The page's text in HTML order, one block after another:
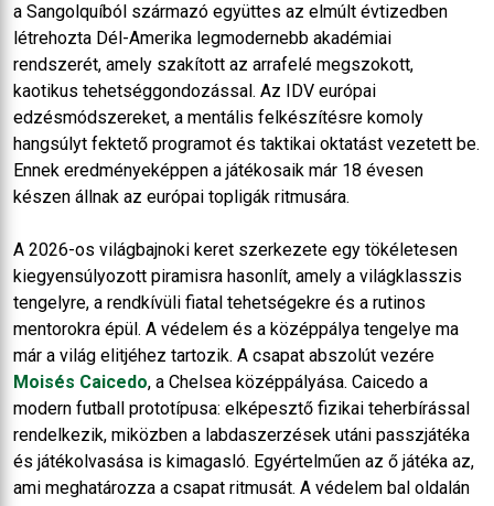
a Sangolquíból származó együttes az elmúlt évtizedben
létrehozta Dél-Amerika legmodernebb akadémiai
rendszerét, amely szakított az arrafelé megszokott,
kaotikus tehetséggondozással. Az IDV európai
edzésmódszereket, a mentális felkészítésre komoly
hangsúlyt fektető programot és taktikai oktatást vezetett be.
Ennek eredményeképpen a játékosaik már 18 évesen
készen állnak az európai topligák ritmusára.
A 2026-os világbajnoki keret szerkezete egy tökéletesen
kiegyensúlyozott piramisra hasonlít, amely a világklasszis
tengelyre, a rendkívüli fiatal tehetségekre és a rutinos
mentorokra épül. A védelem és a középpálya tengelye ma
már a világ elitjéhez tartozik. A csapat abszolút vezére
Moisés Caicedo, a Chelsea középpályása. Caicedo a
modern futball prototípusa: elképesztő fizikai teherbírással
rendelkezik, miközben a labdaszerzések utáni passzjátéka
és játékolvasása is kimagasló. Egyértelműen az ő játéka az,
ami meghatározza a csapat ritmusát. A védelem bal oldalán